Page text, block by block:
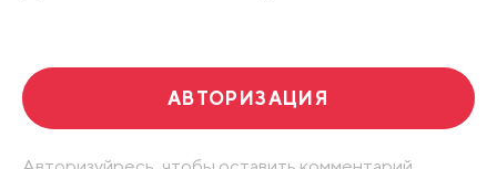
АВТОРИЗАЦИЯ